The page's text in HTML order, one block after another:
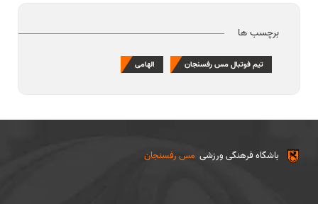
برچسب ها
تیم فوتبال مس رفسنجان الهامی
مس رفسنجان باشگاه فرهنگی ورزشی